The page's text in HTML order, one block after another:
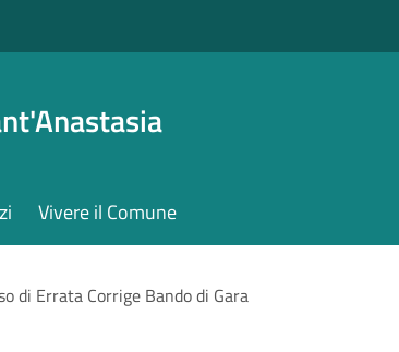
Vivere il Comune
di Errata Corrige Bando di Gara